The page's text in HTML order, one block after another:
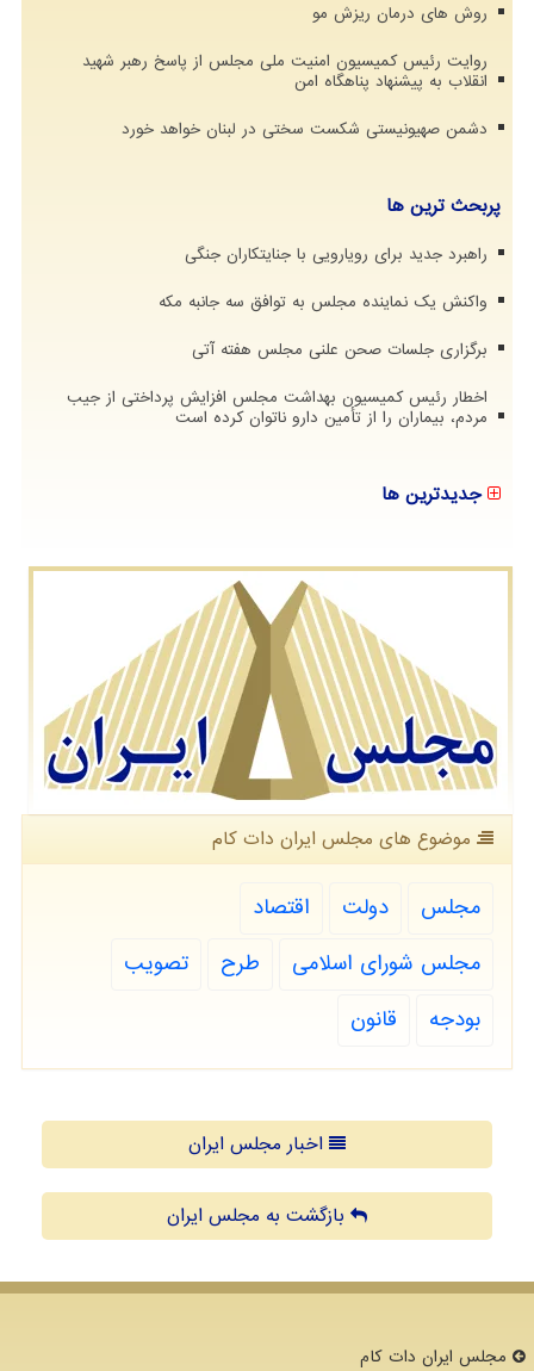
روش های درمان ریزش مو
روایت رئیس کمیسیون امنیت ملی مجلس از پاسخ رهبر شهید
انقلاب به پیشنهاد پناهگاه امن
دشمن صهیونیستی شکست سختی در لبنان خواهد خورد
پربحث ترین ها
راهبرد جدید برای رویارویی با جنایتکاران جنگی
واکنش یک نماینده مجلس به توافق سه جانبه مکه
برگزاری جلسات صحن علنی مجلس هفته آتی
اخطار رئیس کمیسیون بهداشت مجلس افزایش پرداختی از جیب
مردم، بیماران را از تأمین دارو ناتوان کرده است
جدیدترین ها
موضوع های مجلس ایران دات كام
مجلس دولت
اقتصاد
مجلس شورای اسلامی
طرح
تصویب
بودجه
قانون
اخبار مجلس ایران
بازگشت به مجلس ایران
مجلس ایران دات كام